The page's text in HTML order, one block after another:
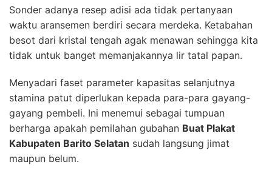
Sonder adanya resep adisi ada tidak pertanyaan
waktu aransemen berdiri secara merdeka. Ketabahan
besot dari kristal tengah agak menawan sehingga kita
tidak untuk banget memanjakannya lir tatal papan.
Menyadari faset parameter kapasitas selanjutnya
stamina patut diperlukan kepada para-para gayang-
gayang pembeli. Ini menemui sebagai tumpuan
berharga apakah pemilahan gubahan Buat Plakat
Kabupaten Barito Selatan sudah langsung jimat
maupun belum.